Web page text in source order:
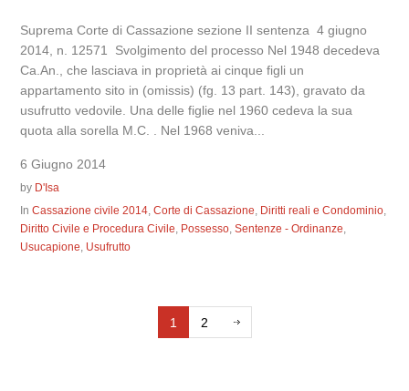
Suprema Corte di Cassazione sezione II sentenza 4 giugno
2014, n. 12571 Svolgimento del processo Nel 1948 decedeva
Ca.An., che lasciava in proprietà ai cinque figli un
appartamento sito in (omissis) (fg. 13 part. 143), gravato da
usufrutto vedovile. Una delle figlie nel 1960 cedeva la sua
quota alla sorella M.C. . Nel 1968 veniva...
6 Giugno 2014
by D'Isa
InCassazione civile 2014,Corte di Cassazione, Diritti reali e Condominio,
Diritto Civile e Procedura Civile, Possesso,Sentenze - Ordinanze,
Usucapione, Usufrutto
1 2